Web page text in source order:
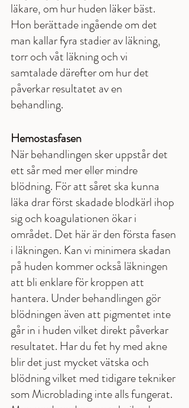
läkare, om hur huden läker bäst.
Hon berättade ingående om det
man kallar fyra stadier av läkning,
torr och våt läkning och vi
samtalade därefter om hur det
påverkar resultatet av en
behandling.
Hemostasfasen
När behandlingen sker uppstår det
ett sår med mer eller mindre
blödning. För att såret ska kunna
läka drar först skadade blodkärl ihop
sig och koagulationen ökar i
området. Det här är den första fasen
i läkningen. Kan vi minimera skadan
på huden kommer också läkningen
att bli enklare för kroppen att
hantera. Under behandlingen gör
blödningen även att pigmentet inte
går in i huden vilket direkt påverkar
resultatet. Har du fet hy med akne
blir det just mycket vätska och
blödning vilket med tidigare tekniker
som Microblading inte alls fungerat.